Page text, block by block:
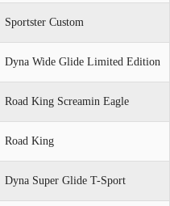
Sportster Custom
Dyna Wide Glide Limited Edition
Road King Screamin Eagle
Road King
Dyna Super Glide T-Sport